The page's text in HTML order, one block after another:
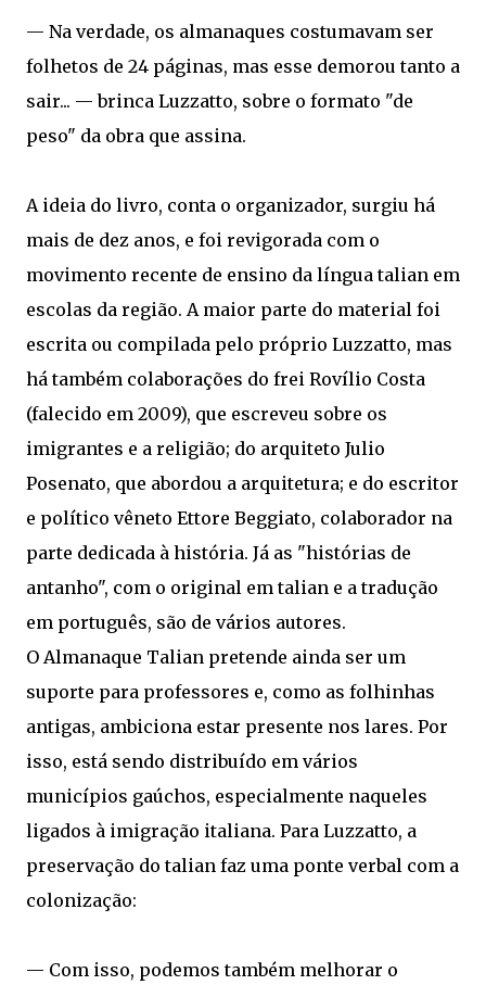
— Na verdade, os almanaques costumavam ser
folhetos de 24 páginas, mas esse demorou tanto a
sair... — brinca Luzzatto, sobre o formato "de
peso" da obra que assina.
A ideia do livro, conta o organizador, surgiu há
mais de dez anos, e foi revigorada com o
movimento recente de ensino da língua talian em
escolas da região. A maior parte do material foi
escrita ou compilada pelo próprio Luzzatto, mas
há também colaborações do frei Rovílio Costa
(falecido em 2009), que escreveu sobre os
imigrantes e a religião; do arquiteto Julio
Posenato, que abordou a arquitetura; e do escritor
e político vêneto Ettore Beggiato, colaborador na
parte dedicada à história. Já as "histórias de
antanho", com o original em talian e a tradução
em português, são de vários autores.
O Almanaque Talian pretende ainda ser um
suporte para professores e, como as folhinhas
antigas, ambiciona estar presente nos lares. Por
isso, está sendo distribuído em vários
municípios gaúchos, especialmente naqueles
ligados à imigração italiana. Para Luzzatto, a
preservação do talian faz uma ponte verbal com a
colonização:
— Com isso, podemos também melhorar o